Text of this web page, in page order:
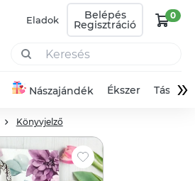
Eladok Belépés
Regisztráció
0
Nászajándék Ékszer Táska»
Könyvjelző